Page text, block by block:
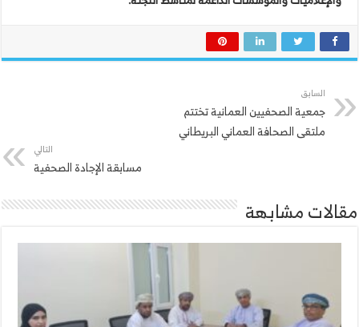
السابق
جمعية الصحفيين العمانية تختتم
ملتقى الصحافة العماني البريطاني
التالي
مسابقة الإجادة الصحفية
مقالات مشابهة